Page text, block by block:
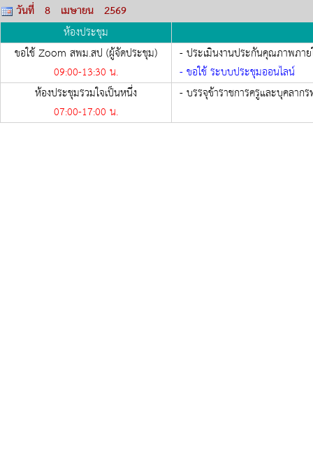
วันที่ 8 เมษายน 2569
ห้องประชุม
ขอใช้ Zoom สพม.สป (ผู้จัดประชุม)
09:00-13:30 น.
- ประเมินงานประกันคุณภาพภาย
- ขอใช้ ระบบประชุมออนไลน์
ห้องประชุมรวมใจเป็นหนึ่ง
07:00-17:00 น.
- บรรจุข้าราชการครูและบุคลาก